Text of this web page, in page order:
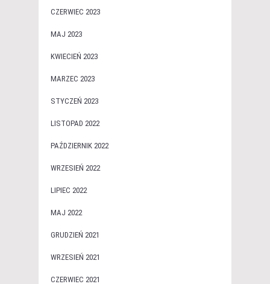
CZERWIEC 2023
MAJ 2023
KWIECIEŃ 2023
MARZEC 2023
STYCZEŃ 2023
LISTOPAD 2022
PAŹDZIERNIK 2022
WRZESIEŃ 2022
LIPIEC 2022
MAJ 2022
GRUDZIEŃ 2021
WRZESIEŃ 2021
CZERWIEC 2021